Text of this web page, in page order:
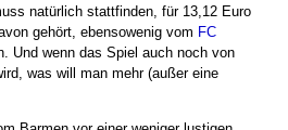
natürlich stattfinden, für 13,12 Euro
gehört, ebensowenig vom FC
Und wenn das Spiel auch noch von
was will man mehr (außer eine